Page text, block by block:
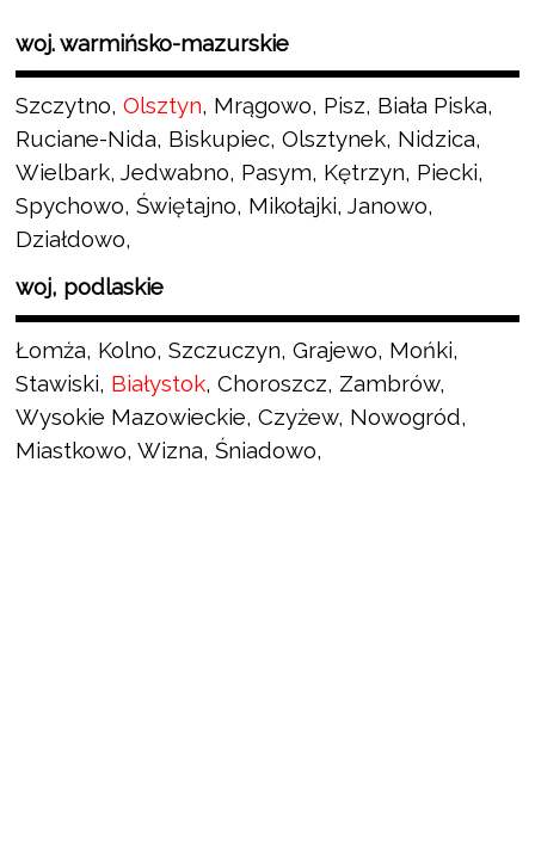
woj. warmińsko-mazurskie
Szczytno, Olsztyn, Mrągowo, Pisz, Biała Piska,
Ruciane-Nida, Biskupiec, Olsztynek, Nidzica,
Wielbark, Jedwabno, Pasym, Kętrzyn, Piecki,
Spychowo, Świętajno, Mikołajki, Janowo,
Działdowo,
woj, podlaskie
Łomża, Kolno, Szczuczyn, Grajewo, Mońki,
Stawiski, Białystok, Choroszcz, Zambrów,
Wysokie Mazowieckie, Czyżew, Nowogród,
Miastkowo, Wizna, Śniadowo,